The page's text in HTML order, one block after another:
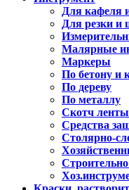
Для кафеля
Для резки
Малярные
Маркеры
По бетону и
По дереву
По металлу
Скотч ленты
Средства
Столярно-